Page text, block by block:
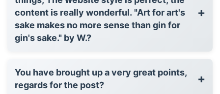
content is really wonderful. "Art for art's
sake makes no more sense than gin for
gin's sake." by W.?
+
You have brought up a very great points,
regards for the post?
+